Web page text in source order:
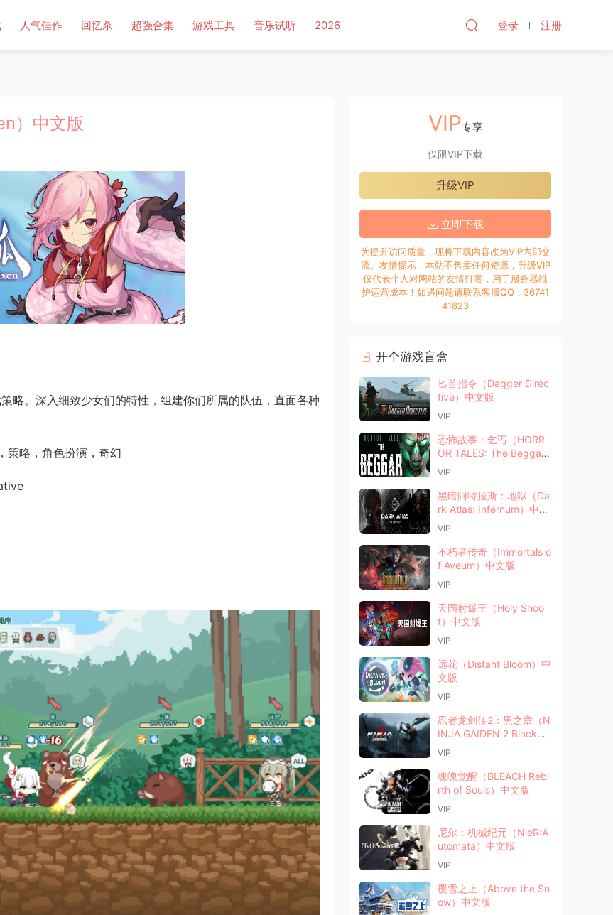
人气佳作 回忆杀 超强合集 游戏工具 音乐试听 2026 登录 注册
）中文版
略。深入细致少女们的特性，组建你们所属的队伍，直面各种
策略，角色扮演，奇幻
VIP专享
仅限VIP下载
升级VIP
立即下载
为提升访问质量，现将下载内容改为VIP内部交
流。友情提示，本站不售卖任何资源，升级VIP
仅代表个人对网站的友情打赏，用于服务器维
护运营成本！如遇问题请联系客服QQ：36741
41823
开个游戏盲盒
匕首指令（Dagger Direc
tive）中文版
VIP
恐怖故事：乞丐（HORR
OR TALES: The Begga
r）中文版
VIP
黑暗阿特拉斯：地狱（Da
rk Atlas: Infernum）中文
版
VIP
不朽者传奇（Immortals o
f Aveum）中文版
VIP
天国射爆王（Holy Shoo
t）中文版
VIP
远花（Distant Bloom）中
文版
VIP
忍者龙剑传2：黑之章（N
INJA GAIDEN 2 Black）
中文版
VIP
魂魄觉醒（BLEACH Rebi
rth of Souls）中文版
VIP
尼尔：机械纪元（NieR:A
utomata）中文版
VIP
覆雪之上（Above the Sn
ow）中文版